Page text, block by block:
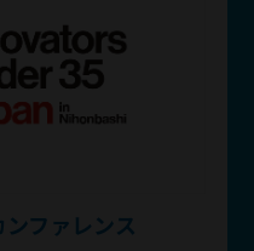
ファレンス